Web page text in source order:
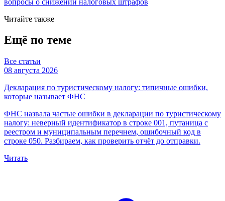
Читайте также
Ещё по теме
Все статьи
08 августа 2026
Декларация по туристическому налогу: типичные ошибки,
которые называет ФНС
ФНС назвала частые ошибки в декларации по туристическому
налогу: неверный идентификатор в строке 001, путаница с
реестром и муниципальным перечнем, ошибочный код в
строке 050. Разбираем, как проверить отчёт до отправки.
Читать